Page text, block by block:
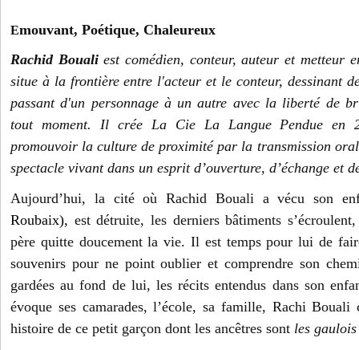
Emouvant, Poétique, Chaleureux
Rachid Boualiest comédien, conteur, auteur et metteur
situe à la frontière entre l'acteur et le conteur, dessinant
passant d'un personnage à un autre avec la liberté de
tout moment. Il crée La Cie La Langue Pendue en
promouvoir la culture de proximité par la transmission
spectacle vivant dans un esprit d’ouverture, d’échange et
Aujourd’hui, la cité où Rachid Bouali a vécu son
Roubaix), est détruite, les derniers bâtiments
père quitte doucement la vie. Il est temps pour lui de
souvenirs pour ne point oublier et comprendre son
gardées au fond de lui, les récits entendus dans son
évoque ses camarades, l’école, sa famille, Rachi
histoire de ce petit garçon dont les ancêtres sont les